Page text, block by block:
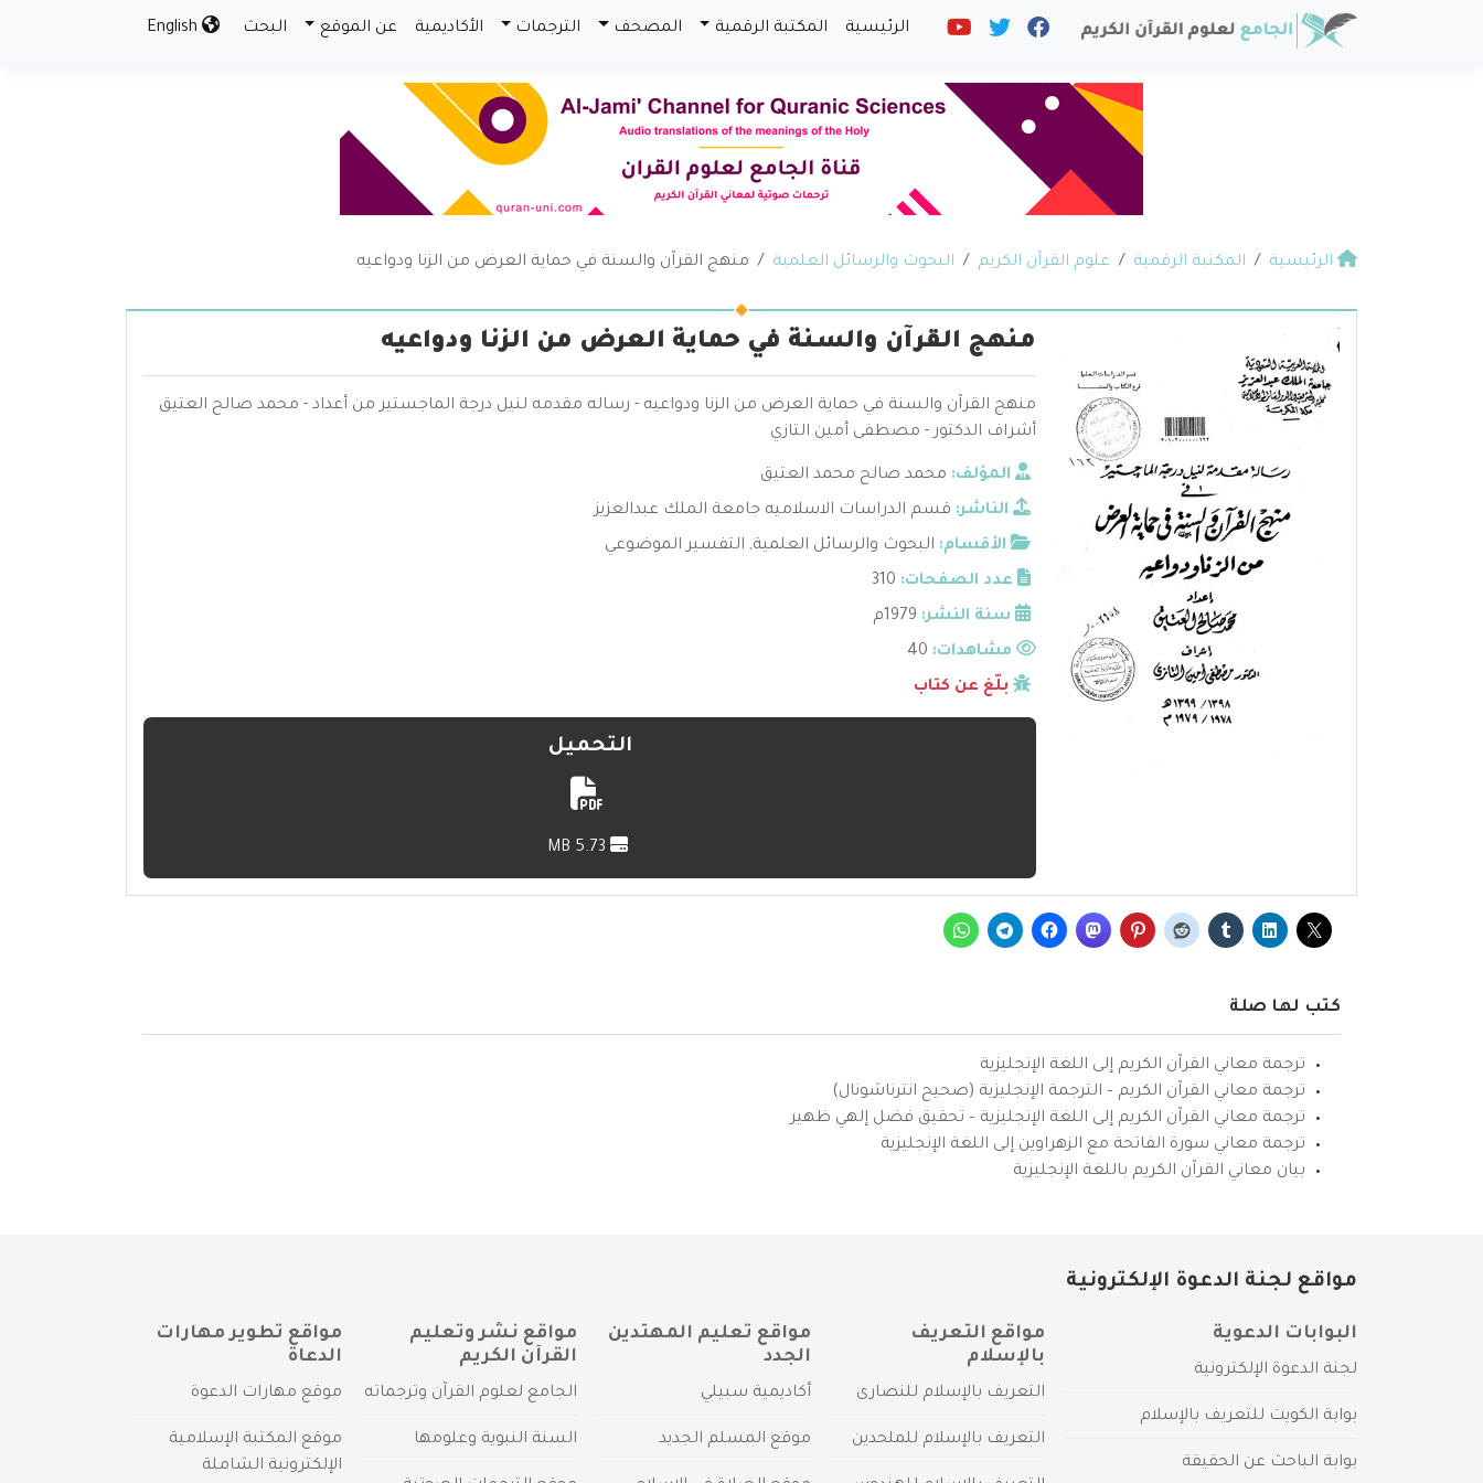
الرئيسية المكتبة الرقمية المصحف الترجمات الأكاديمية عن الموقع البحث
الرئيسية المكتبة الرقمية علوم القرآن الكريم البحوث والرسائل العلمية منهج القرآن والسنة في حماية العرض من الزنا ودواعيه
منهج القرآن والسنة في حماية العرض من الزنا ودواعيه
منهج القرآن والسنة في حماية العرض من الزنا ودواعيه - رساله مقدمه لنيل درجة الماجستير من أعداد - محمد صالح العتيق
أشراف الدكتور - مصطفى أمين التازي
المؤلف: محمد صالح محمد العتيق
الناشر: قسم الدراسات الاسلاميه جامعة الملك عبدالعزيز
الأقسام: البحوث والرسائل العلمية, التفسير الموضوعي
عدد الصفحات: 310
سنة النشر: 1979م
مشاهدات:
بلّغ عن كتاب
التحميل
كتب لها صلة
ترجمة معاني القرآن الكريم إلى اللغة الإنجليزية
ترجمة معاني القرآن الكريم – الترجمة الإنجليزية (صحيح انترناشونال)
ترجمة معاني القرآن الكريم إلى اللغة الإنجليزية – تحقيق فضل إلهي ظهير
ترجمة معاني سورة الفاتحة مع الزهراوين إلى اللغة الإنجليزية
بيان معاني القرآن الكريم باللغة الإنجليزية
مواقع لجنة الدعوة الإلكترونية
البوابات الدعوية
لجنة الدعوة الإلكترونية
بوابة الكويت للتعريف بالإسلام
بوابة الباحث عن الحقيقة
مواقع التعريف
بالإسلام
التعريف بالإسلام للنصارى
التعريف بالإسلام للملحدين
مواقع تعليم المهتدين
الجدد
أكاديمية سبيلي
موقع المسلم الجديد
مواقع نشر وتعليم
القرآن الكريم
الجامع لعلوم القرآن وترجماته
السنة النبوية وعلومها
مواقع تطوير مهارات
الدعاة
موقع مهارات الدعوة
موقع المكتبة الإسلامية
الإلكترونية الشاملة